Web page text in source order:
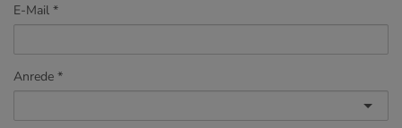
E-Mail
Anrede